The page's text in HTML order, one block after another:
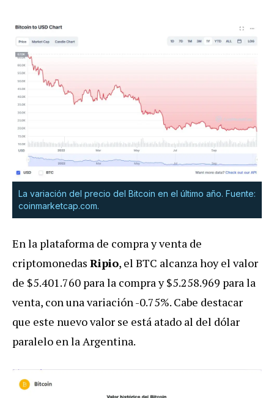
La variación del precio del Bitcoin en el último año. Fuente:
coinmarketcap.com.
En la plataforma de compra y venta de
criptomonedas Ripio, el BTC alcanza hoy el valor
de $5.401.760 para la compra y $5.258.969 para la
venta, con una variación -0.75%. Cabe destacar
que este nuevo valor se está atado al del dólar
paralelo en la Argentina.